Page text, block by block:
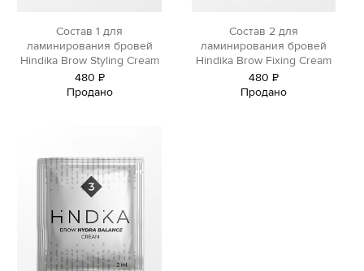
Состав 1 для
ламинирования бровей
Hindika Brow Styling Cream
480 Р
уб.
Продано
Состав 2 для
ламинирования бровей
Hindika Brow Fixing Cream
480 Р
уб.
Продано